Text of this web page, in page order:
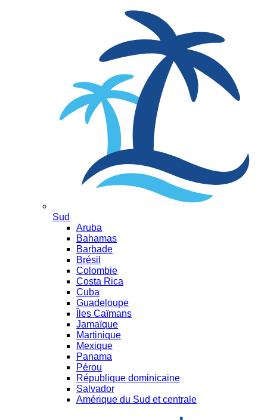
Sud
Aruba
Bahamas
Barbade
Brésil
Colombie
Costa Rica
Cuba
Guadeloupe
Îles Caïmans
Jamaïque
Martinique
Mexique
Panama
Pérou
République dominicaine
Salvador
Amérique du Sud et centrale